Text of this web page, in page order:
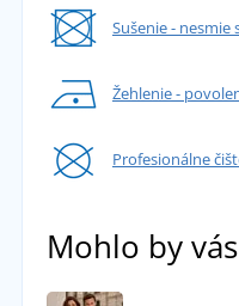
Sušenie - nesmie
Žehlenie -
Profesionálne
Mohlo by